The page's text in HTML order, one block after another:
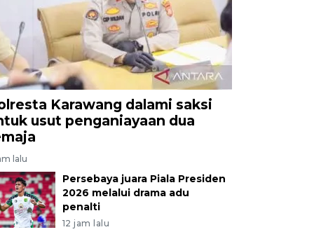
Karawang dalami saksi
usut penganiayaan dua
lalu
Persebaya juara Piala Presiden
2026 melalui drama adu
penalti
12 jam lalu